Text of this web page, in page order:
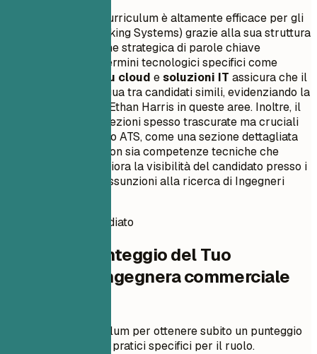
Questo formato di curriculum è altamente efficace per gli
ATS (Applicant Tracking Systems) grazie alla sua struttura
chiara e all'inclusione strategica di parole chiave
pertinenti. L'uso di termini tecnologici specifici come
software basato su cloud esoluzioni IT assicura che il
curriculum si distingua tra candidati simili, evidenziando la
specializzazione di Ethan Harris in queste aree. Inoltre, il
modello incorpora sezioni spesso trascurate ma cruciali
per il riconoscimento ATS, come una sezione dettagliata
delle competenze con sia competenze tecniche che
trasversali, che migliora la visibilità del candidato presso i
responsabili delle assunzioni alla ricerca di Ingegneri
Punteggio CV immediato
Verifica il Punteggio del Tuo
Curriculum Ingegnera commerciale
Carica il tuo curriculum per ottenere subito un punteggio
ATS e miglioramenti pratici specifici per il ruolo.